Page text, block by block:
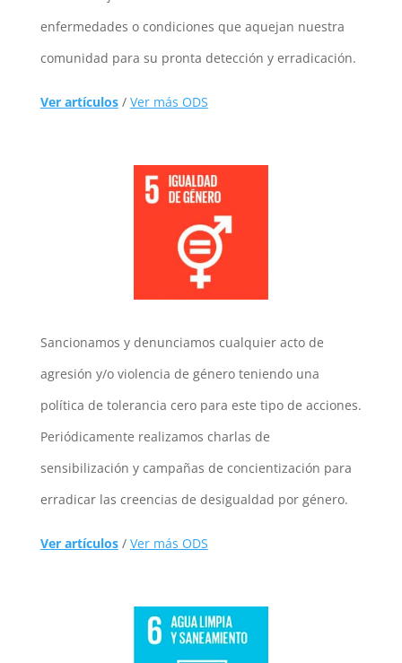
enfermedades o condiciones que aquejan nuestra
comunidad para su pronta detección y erradicación.
Ver artículos/ Ver más ODS
Sancionamos y denunciamos cualquier acto de
agresión y/o violencia de género teniendo una
política de tolerancia cero para este tipo de acciones.
Periódicamente realizamos charlas de
sensibilización y campañas de concientización para
erradicar las creencias de desigualdad por género.
Ver artículos / Ver más ODS